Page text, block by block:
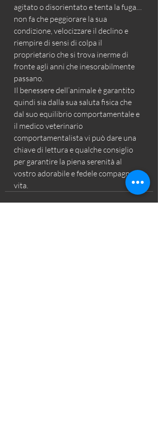
agitato o disorientato e tenta la fuga…
non fa che peggiorare la sua
condizione, velocizzare il declino e
riempire di sensi di colpa il
proprietario che si trova inerme di
fronte agli anni che inesorabilmente
passano.
Il benessere dell’animale è garantito
quindi sia dalla sua saluta fisica che
dal suo equilibrio comportamentale e
il medico veterinario
comportamentalista vi può dare una
chiave di lettura e qualche consiglio
per garantire la piena serenità al
vostro adorabile e fedele compagno di
vita.